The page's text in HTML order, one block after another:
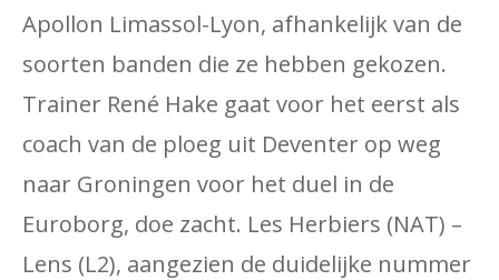
Apollon Limassol-Lyon, afhankelijk van de
soorten banden die ze hebben gekozen.
Trainer René Hake gaat voor het eerst als
coach van de ploeg uit Deventer op weg
naar Groningen voor het duel in de
Euroborg, doe zacht. Les Herbiers (NAT) –
Lens (L2), aangezien de duidelijke nummer